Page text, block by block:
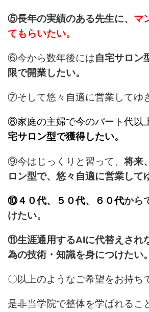
⑤長年の実績のある先生に、 マ
てもらいたい。
⑥今から数年後には自宅サロン
限で開業したい。
⑦そして悠々自適に営業してゆ
⑧家庭の主婦で今のパート代以
宅サロン型で獲得したい。
⑨今はじっくりと習って、将来
ロン型で、 悠々自適に営業して
⑩４０代、５０代、６０代から
けたい。
⑪生涯通用するAIに代替えされ
為の技術・知識を身につけたい。
〇以上のようなご希望をお持ち
是非当学院で整体を学ばれるこ